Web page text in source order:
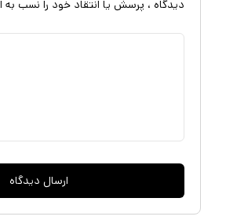
دیدگاه ، پرسش یا انتقاد خود را نسب به
ارسال دیدگاه